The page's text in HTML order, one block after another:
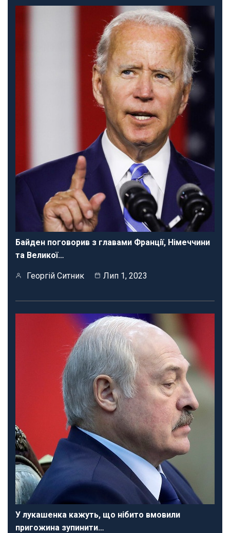
Байден поговорив з главами Франції, Німеччини
та Великої…
Георгій Ситник Лип 1, 2023
У лукашенка кажуть, що нібито вмовили
пригожина зупинити…